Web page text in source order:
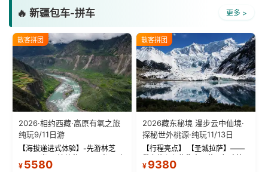
🔥 新疆包车-拼车 更多 >
散客拼团
2026·相约西藏·高原有氧之旅
纯玩9/11日游
【海拔递进式体验】-先游林芝
(2900米)再访拉萨(3650米)，亲
测 99%游客零高反 。 【贴心保
¥ 5580
散客拼团
2026藏东秘境 漫步云中仙境·
探秘世外桃源·纯玩11/13日
【行程亮点】 【圣城拉萨】——
带上信心与信仰去西藏，行吟拉
萨，感受这座城与生俱来的与众
¥ 9380